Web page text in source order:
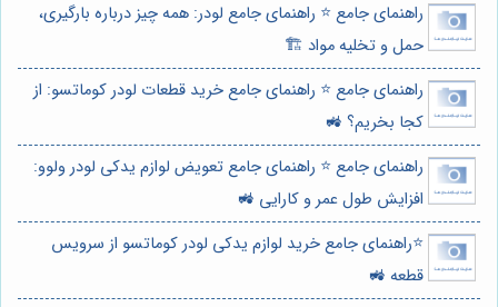
راهنمای جامع ⭐️ راهنمای جامع لودر: همه چیز درباره بارگیری،
حمل و تخلیه مواد 🏗️
راهنمای جامع ⭐️ راهنمای جامع خرید قطعات لودر کوماتسو: از
کجا بخریم؟ 🚜
راهنمای جامع ⭐️ راهنمای جامع تعویض لوازم یدکی لودر ولوو:
افزایش طول عمر و کارایی 🚜
⭐️راهنمای جامع خرید لوازم یدکی لودر کوماتسو از سرویس
قطعه 🚜